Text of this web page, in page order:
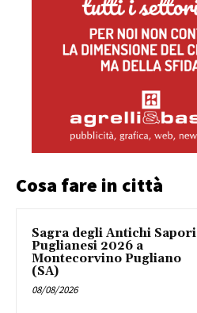
Cosa fare in città
Sagra degli Antichi Sapori
Puglianesi 2026 a
Montecorvino Pugliano
(SA)
08/08/2026